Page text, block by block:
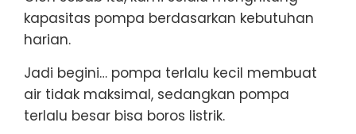
kapasitas pompa berdasarkan kebutuhan
harian.
Jadi begini… pompa terlalu kecil membuat
air tidak maksimal, sedangkan pompa
terlalu besar bisa boros listrik.